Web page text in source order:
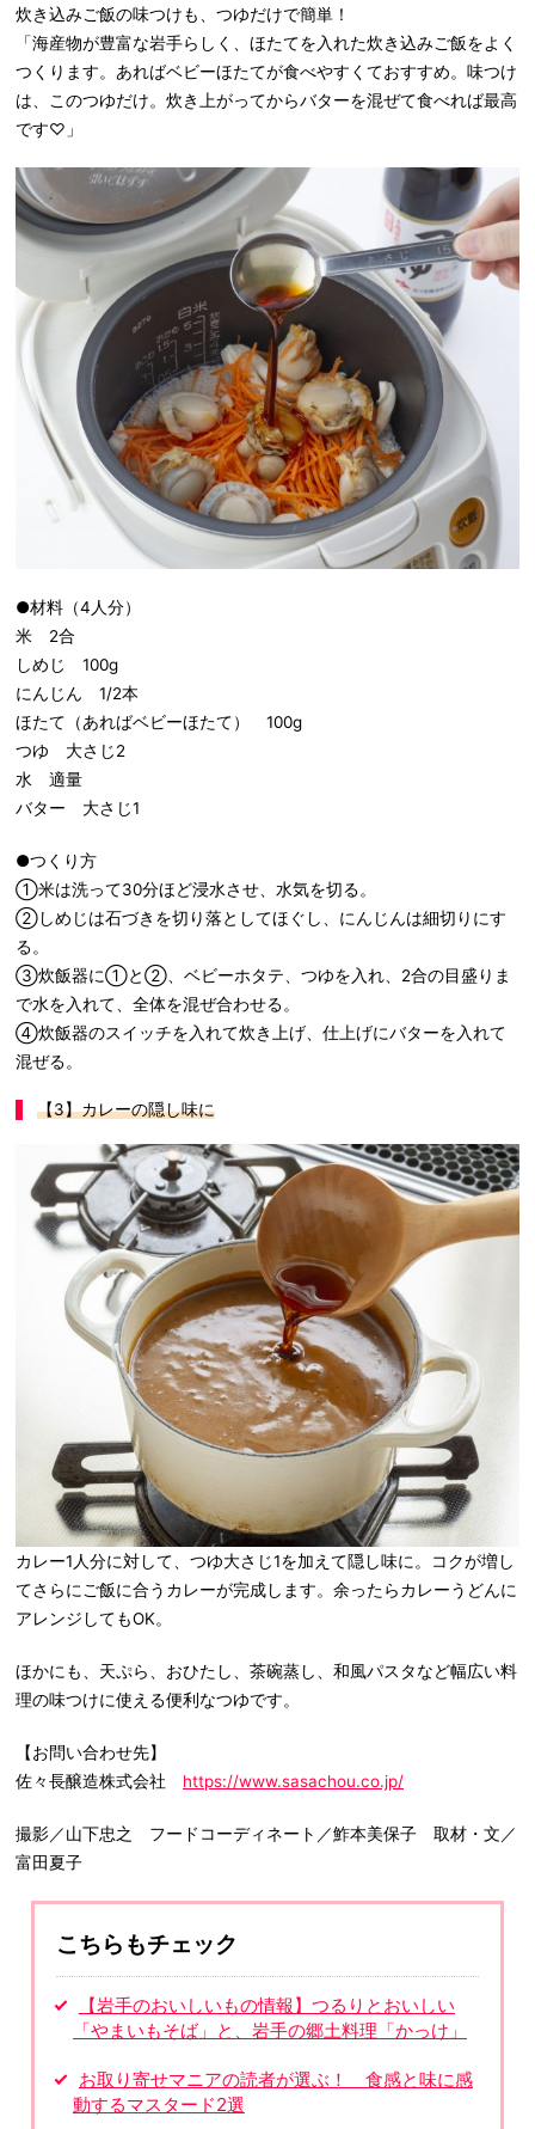
炊き込みご飯の味つけも、つゆだけで簡単！
「海産物が豊富な岩手らしく、ほたてを入れた炊き込みご飯をよく
つくります。あればベビーほたてが食べやすくておすすめ。味つけ
は、このつゆだけ。炊き上がってからバターを混ぜて食べれば最高
です♡」
●材料（4人分）
米 2合
しめじ 100g
にんじん 1/2本
ほたて（あればベビーほたて） 100g
つゆ 大さじ2
水 適量
バター 大さじ1
●つくり方
①米は洗って30分ほど浸水させ、水気を切る。
②しめじは石づきを切り落としてほぐし、にんじんは細切りにす
る。
③炊飯器に①と②、ベビーホタテ、つゆを入れ、2合の目盛りま
で水を入れて、全体を混ぜ合わせる。
④炊飯器のスイッチを入れて炊き上げ、仕上げにバターを入れて
混ぜる。
【3】カレーの隠し味に
カレー1人分に対して、つゆ大さじ1を加えて隠し味に。コクが増し
てさらにご飯に合うカレーが完成します。余ったらカレーうどんに
アレンジしてもOK。
ほかにも、天ぷら、おひたし、茶碗蒸し、和風パスタなど幅広い料
理の味つけに使える便利なつゆです。
【お問い合わせ先】
佐々長醸造株式会社 https://www.sasachou.co.jp/
撮影／山下忠之 フードコーディネート／鮓本美保子 取材・文／
富田夏子
こちらもチェック
【岩手のおいしいもの情報】つるりとおいしい
「やまいもそば」と、岩手の郷土料理「かっけ」
お取り寄せマニアの読者が選ぶ！ 食感と味に感
動するマスタード2選